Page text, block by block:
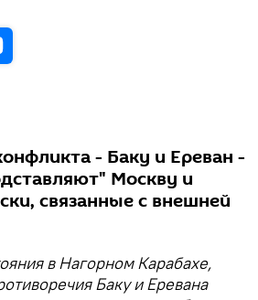
- Баку и Ереван -
Москву и
связанные с внешней
в Нагорном Карабахе,
Баку и Еревана